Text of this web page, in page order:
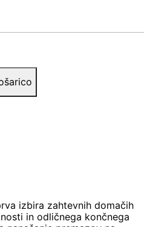
izbira zahtevnih domačih
in odličnega končnega